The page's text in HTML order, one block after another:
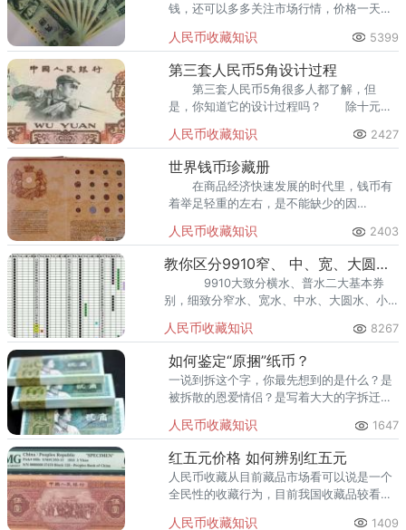
钱，还可以多多关注市场行情，价格一天一
第四套2元豹子号人民币。
人民币收藏知识 5399
第三套人民币5角设计过程
第三套人民币5角很多人都了解，但
是，你知道它的设计过程吗？ 除十元券
均被国务院批准并陆续投入印制。
人民币收藏知识 2427
世界钱币珍藏册
在商品经济快速发展的时代里，钱币有
着举足轻重的左右，是不能缺少的因
雅的藏品，是有品味人的选择。
人民币收藏知识 2403
教你区分9910窄、 中、宽、大圆、小圆五种水印
别，细致分窄水、宽水、中水、大圆水、小
人民币收藏知识 8267
如何鉴定“原捆”纸币？
一说到拆这个字，你最先想到的是什么？是
被拆散的恩爱情侣？是写着大大的字拆迁现
圈的人儿，
人民币收藏知识 1647
红五元价格 如何辨别红五元
人民币收藏从目前藏品市场看可以说是一个
全民性的收藏行为，目前我国收藏品较看重
人民币收藏知识 1409